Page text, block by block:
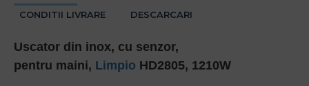
CONDITII LIVRARE
DESCARCARI
Uscator din inox, cu senzor,
pentru maini, Limpio HD2805, 1210W